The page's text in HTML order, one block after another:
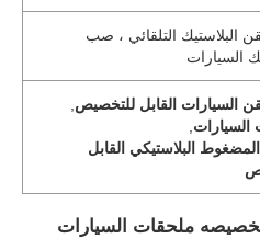
التلقائي ، صب
السيارات
السيارات القابل للتخصيص
السيارات
البلاستيكي القابل
ملحقات السيارات